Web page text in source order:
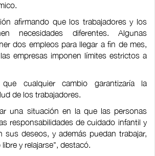
afirmando que los trabajadores y los
necesidades diferentes. Algunas
dos empleos para llegar a fin de mes,
empresas imponen límites estrictos a
que cualquier cambio garantizaría la
de los trabajadores.
una situación en la que las personas
responsabilidades de cuidado infantil y
sus deseos, y además puedan trabajar,
y relajarse", destacó.